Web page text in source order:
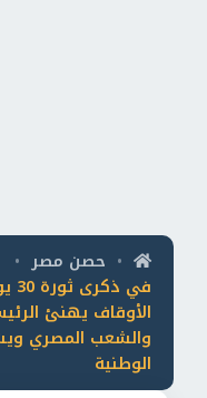
• حصن مصر •
الأوقاف يهنئ
والشعب المصري
الوطنية